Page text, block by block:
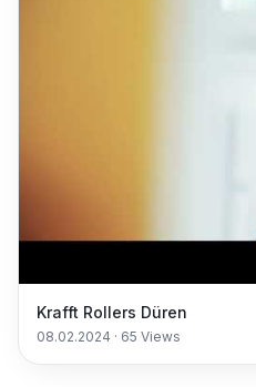
Krafft Rollers Düren
08.02.2024 · 65 Views